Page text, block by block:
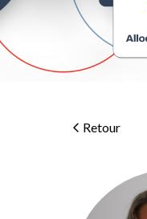
Retour